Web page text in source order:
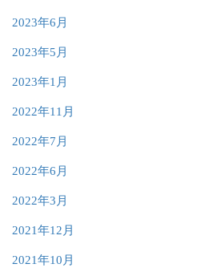
2023年6月
2023年5月
2023年1月
2022年11月
2022年7月
2022年6月
2022年3月
2021年12月
2021年10月